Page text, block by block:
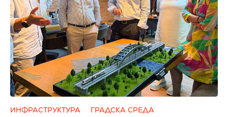
ИНФРАСТРУКТУРА ГРАДСКА СРЕДА